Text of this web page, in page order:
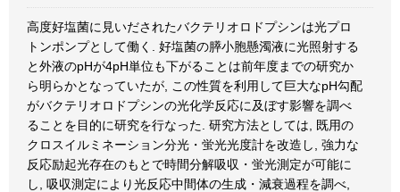
高度好塩菌に見いだされたバクテリオロドプシンは光プロ
トンポンプとして働く. 好塩菌の膵小胞懸濁液に光照射する
と外液のpHが4pH単位も下がることは前年度までの研究か
ら明らかとなっていたが, この性質を利用して巨大なpH勾配
がバクテリオロドプシンの光化学反応に及ぼす影響を調べ
ることを目的に研究を行なった. 研究方法としては, 既用の
クロスイルミネーション分光・蛍光光度計を改造し, 強力な
反応励起光存在のもとで時間分解吸収・蛍光測定が可能に
し, 吸収測定により光反応中間体の生成・減衰過程を調べ,